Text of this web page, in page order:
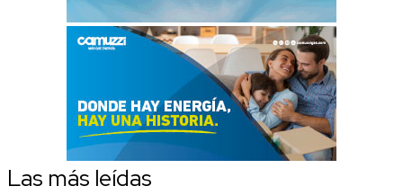
Las más leídas